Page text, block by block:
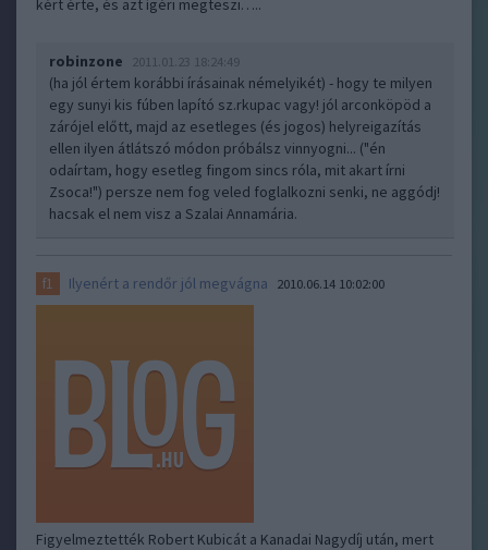
kért érte, és azt ígéri megteszi…..
robinzone 2011.01.23 18:24:49
(ha jól értem korábbi írásainak némelyikét) - hogy te milyen
egy sunyi kis fúben lapító sz.rkupac vagy! jól arconköpöd a
zárójel előtt, majd az esetleges (és jogos) helyreigazítás
ellen ilyen átlátszó módon próbálsz vinnyogni... ("én
odaírtam, hogy esetleg fingom sincs róla, mit akart írni
Zsoca!") persze nem fog veled foglalkozni senki, ne aggódj!
hacsak el nem visz a Szalai Annamária.
f1 Ilyenért a rendőr jól megvágna 2010.06.14 10:02:00
Figyelmeztették Robert Kubicát a Kanadai Nagydíj után, mert